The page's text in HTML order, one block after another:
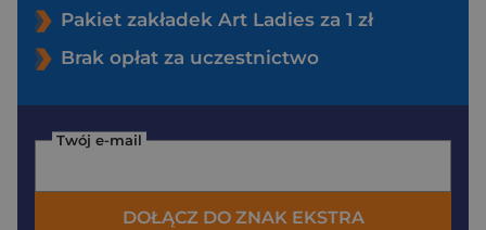
Pakiet zakładek Art Ladies za 1 zł
Brak opłat za uczestnictwo
Twój e-mail
DOŁĄCZ DO ZNAK EKSTRA